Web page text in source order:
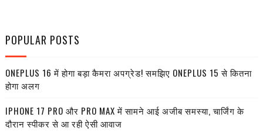
POPULAR POSTS
ONEPLUS 16 में होगा बड़ा कैमरा अपग्रेड! समझिए ONEPLUS 15 से कितना
होगा अलग
IPHONE 17 PRO और PRO MAX में सामने आई अजीब समस्या, चार्जिंग के
दौरान स्पीकर से आ रही ऐसी आवाज